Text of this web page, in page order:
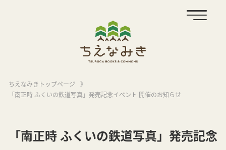
ちえなみきトップページ
》
「南正時 ふくいの鉄道写真」発売記念イベント 開催のお知らせ
「南正時 ふくいの鉄道写真」発売記念